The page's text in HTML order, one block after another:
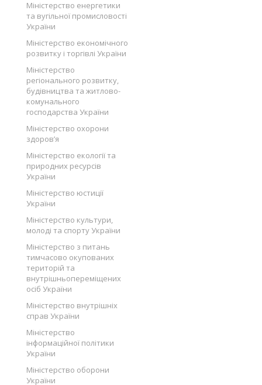
Міністерство енергетики
та вугільної промисловості
України
Міністерство економічного
розвитку і торгівлі України
Міністерство
регіонального розвитку,
будівництва та житлово-
комунального
господарства України
Міністерство охорони
здоров’я
Міністерство екології та
природних ресурсів
України
Міністерство юстиції
України
Міністерство культури,
молоді та спорту України
Міністерство з питань
тимчасово окупованих
територій та
внутрішньопереміщених
осіб України
Міністерство внутрішніх
справ України
Міністерство
інформаційної політики
України
Міністерство оборони
України